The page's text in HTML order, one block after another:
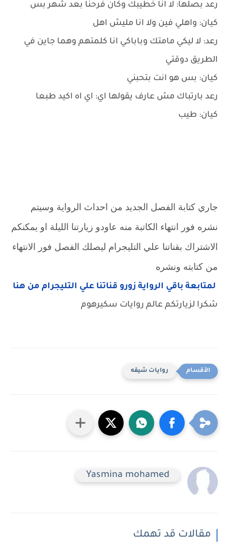
رعد بصلها: لا انا خطيبك وكان فرحنا بعد شهر بس
كيان: واهلي فين ولا انا مليش اهل
رعد: لا ليكي مامتك وباباكي انا كلمتهم وهما جاين في
الطريق دوقتي
كيان: بس هو انت بتحبني
رعد بارتباك مش عارف يقولها اي: اي اه اكيد طبعا
كيان: طيب
جاري كتابة الفصل الجديد من احداث الرواية وسيتم
نشره فور انتهاء الكاتبة منه عاودو زيارتنا الليلة او يمكنكم
الاشتراك بقناتنا علي التليجرام ليصلك الفصل فور الانتهاء
من كتابته ونشره
لمتابعة باقي الرواية زورو قناتنا علي التليجرام من هنا
شكرا لزيارتكم عالم روايات سكيرهوم
روايات شيقه
Yasmina mohamed
مقالات قد تهمك